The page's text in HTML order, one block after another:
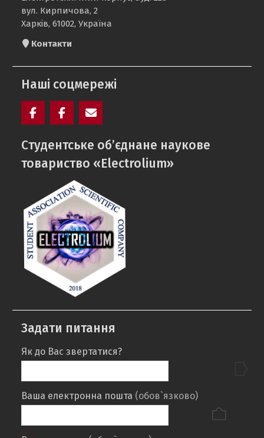
вул. Кирпичова, 2
Харків, 61002, Україна
Контакти
Наші соцмережі
кафедри
mail
Cтудентське об’єднане наукове
товариство «Electrolium»
Задати питання
Як до Вас звертатися?
Ваша електронна пошта (обов`язково)